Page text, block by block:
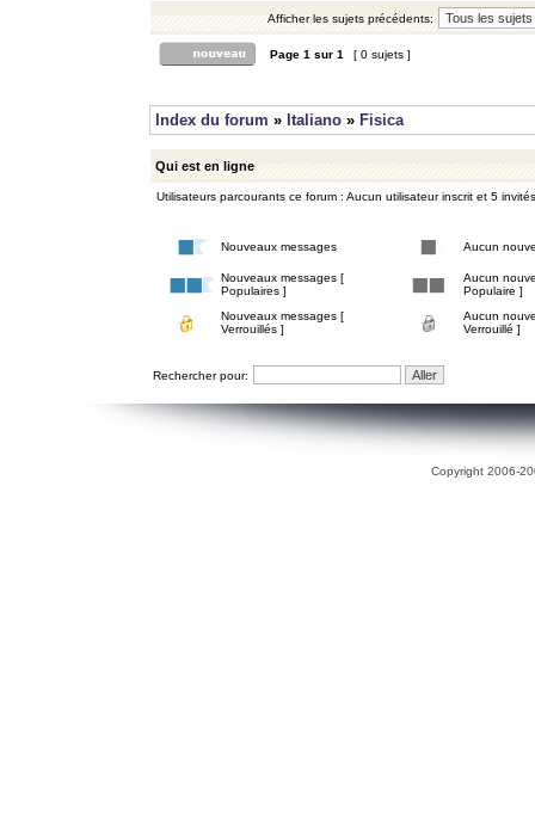
Afficher les sujets précédents:
Page 1 sur 1 [ 0 sujets ]
Index du forum » Italiano » Fisica
Qui est en ligne
Utilisateurs parcourants ce forum : Aucun utilisateur inscrit et 5 invités
Nouveaux messages Aucun
Nouveaux messages [
Populaires ]
Aucun
Populaire ]
Nouveaux messages [
Verrouillés ]
Aucun
Verrouillé ]
Rechercher pour:
Copyright 2006-